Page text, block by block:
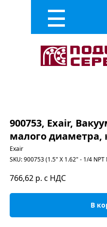
900753, Exair,
малого диаметра,
Exair
SKU:900753 (1.5" X 1.62" - 1/4 NPT
766,62 р. с НДС
В